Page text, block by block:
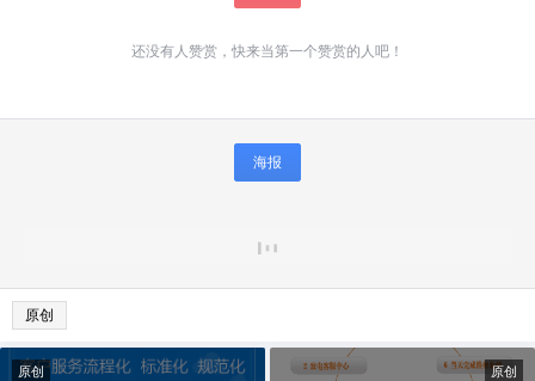
还没有人赞赏，快来当第一个赞赏的人吧！
海报
原创
原创 原创